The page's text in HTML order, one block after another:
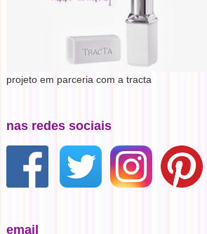
projeto em parceria com a tracta
nas redes sociais
email